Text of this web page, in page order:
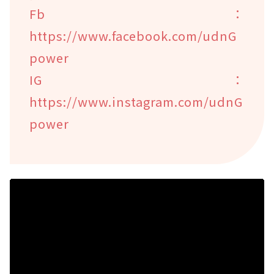
Fb：
https://www.facebook.com/udnG
power
IG：
https://www.instagram.com/udnG
power